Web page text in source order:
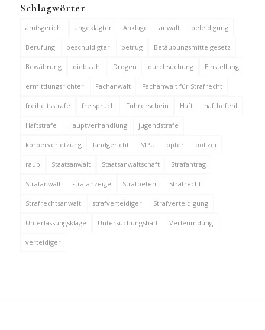
Schlagwörter
amtsgericht angeklagter Anklage anwalt beleidigung
Berufung beschuldigter betrug Betäubungsmittelgesetz
Bewährung diebstahl Drogen durchsuchung Einstellung
ermittlungsrichter Fachanwalt Fachanwalt für Strafrecht
freiheitsstrafe freispruch Führerschein Haft haftbefehl
Haftstrafe Hauptverhandlung jugendstrafe
körperverletzung landgericht MPU opfer polizei
raub Staatsanwalt Staatsanwaltschaft Strafantrag
Strafanwalt strafanzeige Strafbefehl Strafrecht
Strafrechtsanwalt strafverteidiger Strafverteidigung
Unterlassungsklage Untersuchungshaft Verleumdung
verteidiger